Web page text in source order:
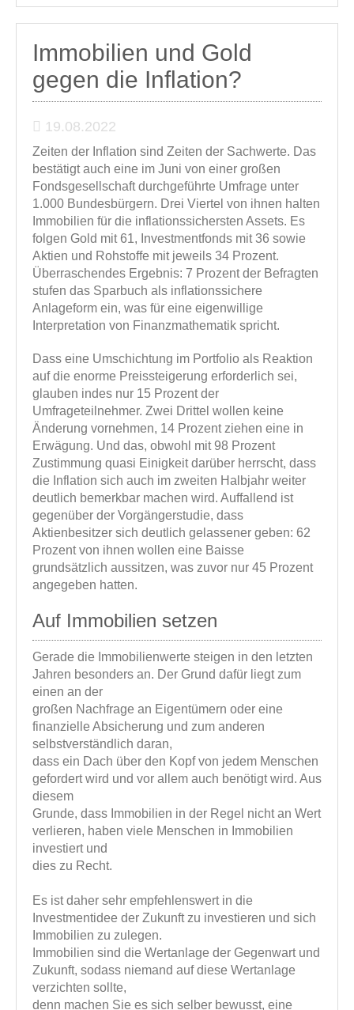
Immobilien und Gold
gegen die Inflation?
19.08.2022
Zeiten der Inflation sind Zeiten der Sachwerte. Das
bestätigt auch eine im Juni von einer großen
Fondsgesellschaft durchgeführte Umfrage unter
1.000 Bundesbürgern. Drei Viertel von ihnen halten
Immobilien für die inflationssichersten Assets. Es
folgen Gold mit 61, Investmentfonds mit 36 sowie
Aktien und Rohstoffe mit jeweils 34 Prozent.
Überraschendes Ergebnis: 7 Prozent der Befragten
stufen das Sparbuch als inflationssichere
Anlageform ein, was für eine eigenwillige
Interpretation von Finanzmathematik spricht.
Dass eine Umschichtung im Portfolio als Reaktion
auf die enorme Preissteigerung erforderlich sei,
glauben indes nur 15 Prozent der
Umfrageteilnehmer. Zwei Drittel wollen keine
Änderung vornehmen, 14 Prozent ziehen eine in
Erwägung. Und das, obwohl mit 98 Prozent
Zustimmung quasi Einigkeit darüber herrscht, dass
die Inflation sich auch im zweiten Halbjahr weiter
deutlich bemerkbar machen wird. Auffallend ist
gegenüber der Vorgängerstudie, dass
Aktienbesitzer sich deutlich gelassener geben: 62
Prozent von ihnen wollen eine Baisse
grundsätzlich aussitzen, was zuvor nur 45 Prozent
angegeben hatten.
Auf Immobilien setzen
Gerade die Immobilienwerte steigen in den letzten
Jahren besonders an. Der Grund dafür liegt zum
einen an der
großen Nachfrage an Eigentümern oder eine
finanzielle Absicherung und zum anderen
selbstverständlich daran,
dass ein Dach über den Kopf von jedem Menschen
gefordert wird und vor allem auch benötigt wird. Aus
diesem
Grunde, dass Immobilien in der Regel nicht an Wert
verlieren, haben viele Menschen in Immobilien
investiert und
dies zu Recht.
Es ist daher sehr empfehlenswert in die
Investmentidee der Zukunft zu investieren und sich
Immobilien zu zulegen.
Immobilien sind die Wertanlage der Gegenwart und
Zukunft, sodass niemand auf diese Wertanlage
verzichten sollte,
denn machen Sie es sich selber bewusst, eine